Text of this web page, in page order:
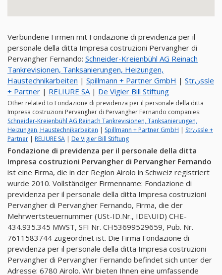
Verbundene Firmen mit Fondazione di previdenza per il
personale della ditta Impresa costruzioni Pervangher di
Pervangher Fernando: Schneider-Kreienbühl AG Reinach
Tankrevisionen, Tanksanierungen, Heizungen,
Haustechnikarbeiten | Spillmann + Partner GmbH | Strنssle
+ Partner | RELIURE SA | De Vigier Bill Stiftung
Other related to Fondazione di previdenza per il personale della ditta
Impresa costruzioni Pervangher di Pervangher Fernando companies:
Schneider-Kreienbühl AG Reinach Tankrevisionen, Tanksanierungen,
Heizungen, Haustechnikarbeiten | Spillmann + Partner GmbH | Strنssle +
Partner | RELIURE SA | De Vigier Bill Stiftung
Fondazione di previdenza per il personale della ditta
Impresa costruzioni Pervangher di Pervangher Fernando
ist eine Firma, die in der Region Airolo in Schweiz registriert
wurde 2010. Vollständiger Firmenname: Fondazione di
previdenza per il personale della ditta Impresa costruzioni
Pervangher di Pervangher Fernando, Firma, die der
Mehrwertsteuernummer (USt-ID.Nr., IDE\UID) CHE-
434.935.345 MWST, SFI Nr. CH53699529659, Pub. Nr.
7611583744 zugeordnet ist. Die Firma Fondazione di
previdenza per il personale della ditta Impresa costruzioni
Pervangher di Pervangher Fernando befindet sich unter der
Adresse: 6780 Airolo. Wir bieten Ihnen eine umfassende